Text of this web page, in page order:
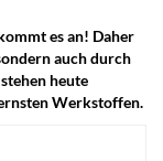
es an! Daher
auch durch
heute
Werkstoffen.